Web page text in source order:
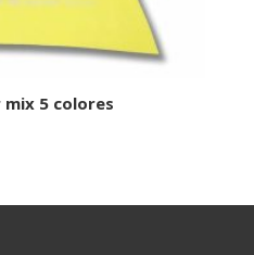
5 colores